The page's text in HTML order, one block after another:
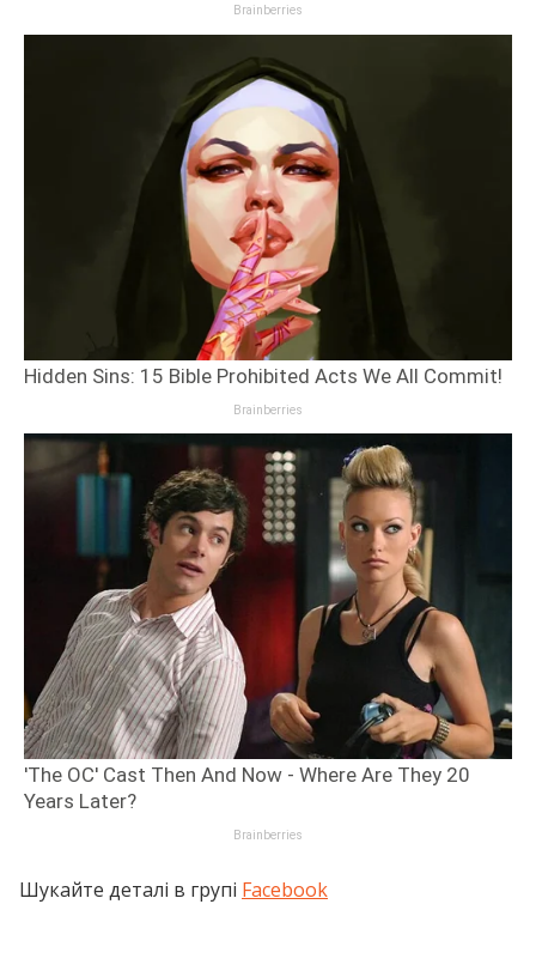
Шукайте деталі в групі Facebook